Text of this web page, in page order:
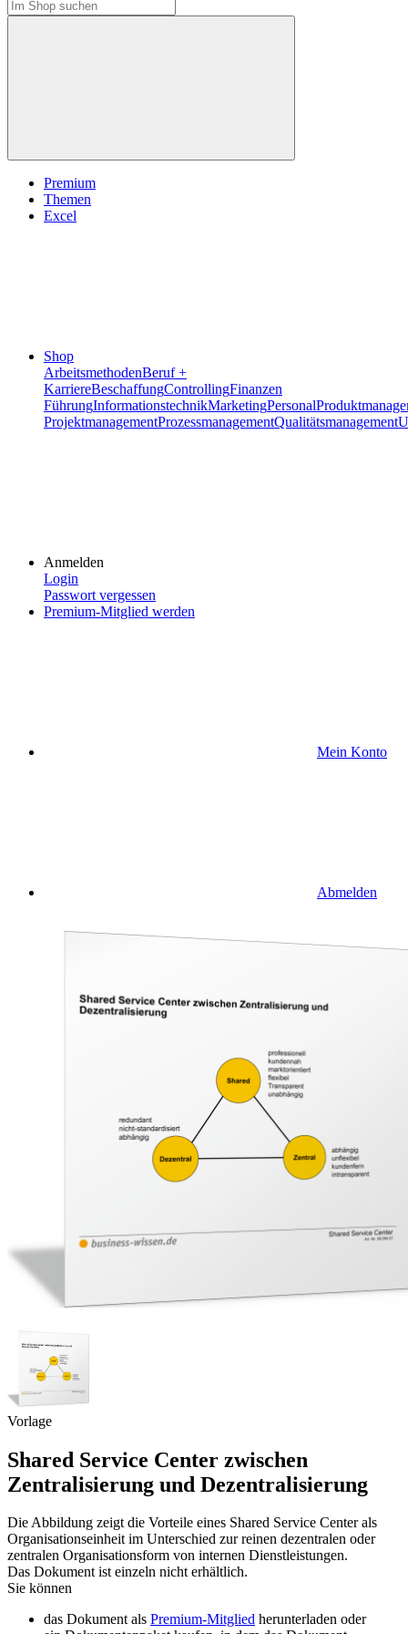
Premium
Themen
Excel
Shop
ArbeitsmethodenBeruf +
KarriereBeschaffungControllingFinanzen
FührungInformationstechnikMarketingPersonal
ProjektmanagementProzessmanagementQualitätsmanagement
Anmelden
Login
Passwort vergessen
Premium-Mitglied werden
Mein Konto
Abmelden
Vorlage
Shared Service Center zwischen
Zentralisierung und Dezentralisierung
Die Abbildung zeigt die Vorteile eines Shared Service Center als
Organisationseinheit im Unterschied zur reinen dezentralen oder
zentralen Organisationsform von internen Dienstleistungen.
Das Dokument ist einzeln nicht erhältlich.
Sie können
das Dokument als Premium-Mitglied herunterladen oder